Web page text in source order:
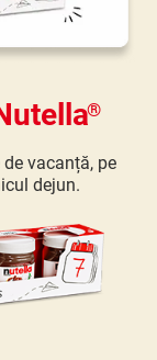
®
vacanță, pe
dejun.